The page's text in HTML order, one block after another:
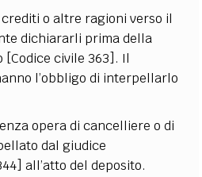
o altre ragioni verso il
dichiararli prima della
[Codice civile 363]. Il
l’obbligo di interpellarlo
opera di cancelliere o di
dal giudice
all’atto del deposito.